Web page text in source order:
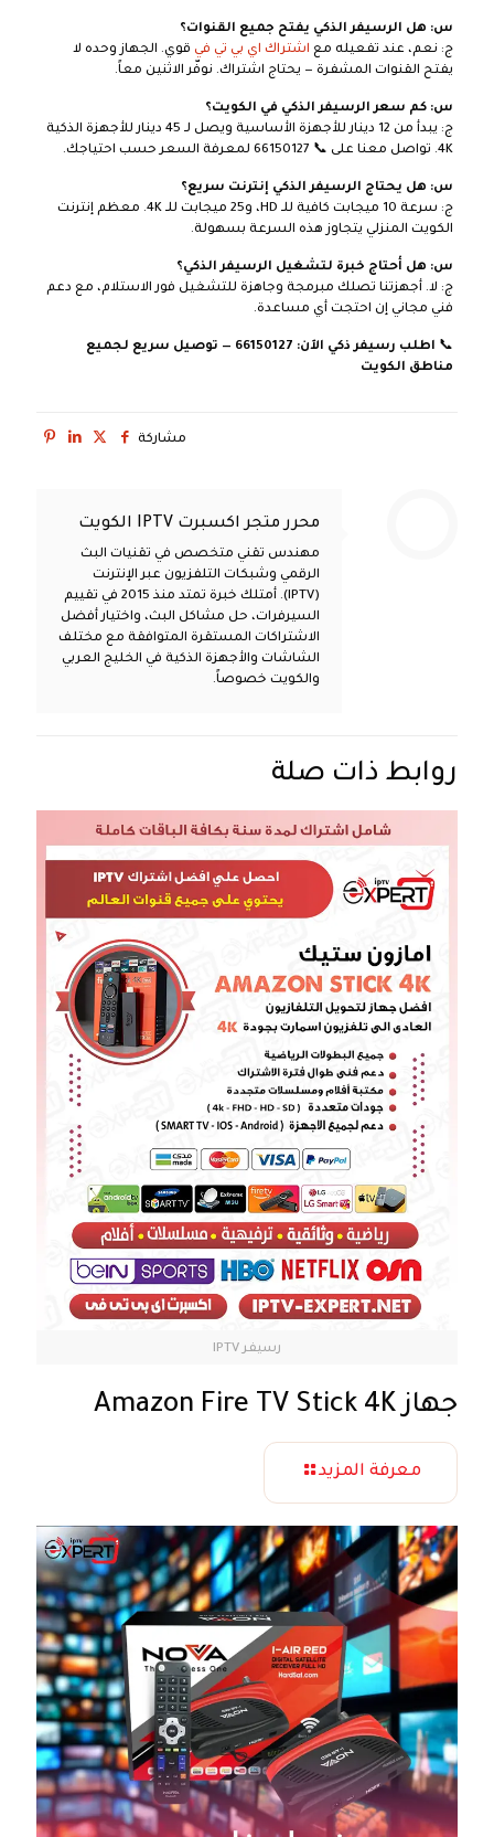
س: هل الرسيفر الذكي يفتح جميع القنوات؟
ج: نعم، عند تفعيله مع اشتراك اي بي تي في قوي. الجهاز وحده لا
يفتح القنوات المشفرة — يحتاج اشتراك. نوفّر الاثنين معاً.
س: كم سعر الرسيفر الذكي في الكويت؟
ج: يبدأ من 12 دينار للأجهزة الأساسية ويصل لـ 45 دينار للأجهزة الذكية
4K. تواصل معنا على 📞 66150127 لمعرفة السعر حسب احتياجك.
س: هل يحتاج الرسيفر الذكي إنترنت سريع؟
ج: سرعة 10 ميجابت كافية للـ HD، و25 ميجابت للـ 4K. معظم إنترنت
الكويت المنزلي يتجاوز هذه السرعة بسهولة.
س: هل أحتاج خبرة لتشغيل الرسيفر الذكي؟
ج: لا. أجهزتنا تصلك مبرمجة وجاهزة للتشغيل فور الاستلام، مع دعم
فني مجاني إن احتجت أي مساعدة.
📞 اطلب رسيفر ذكي الآن: 66150127
— توصيل سريع لجميع
مناطق الكويت
مشاركة
محرر متجر اكسبرت IPTV الكويت
مهندس تقني متخصص في تقنيات البث
الرقمي وشبكات التلفزيون عبر الإنترنت
(IPTV). أمتلك خبرة تمتد منذ 2015 في تقييم
السيرفرات، حل مشاكل البث، واختيار أفضل
الاشتراكات المستقرة المتوافقة مع مختلف
الشاشات والأجهزة الذكية في الخليج العربي
والكويت خصوصاً.
روابط ذات صلة
رسيفر IPTV
جهاز Amazon Fire TV Stick 4K
معرفة المزيد